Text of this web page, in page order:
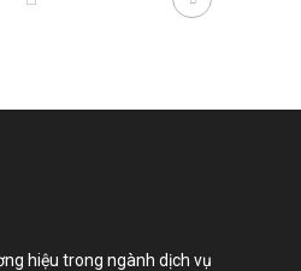
hiệu trong ngành dịch vụ